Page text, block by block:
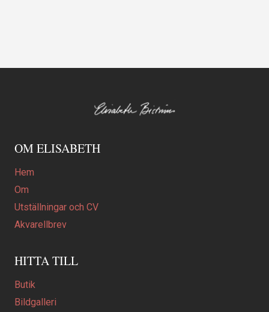
OM ELISABETH
Hem
Om
Utställningar och CV
Akvarellbrev
HITTA TILL
Butik
Bildgalleri